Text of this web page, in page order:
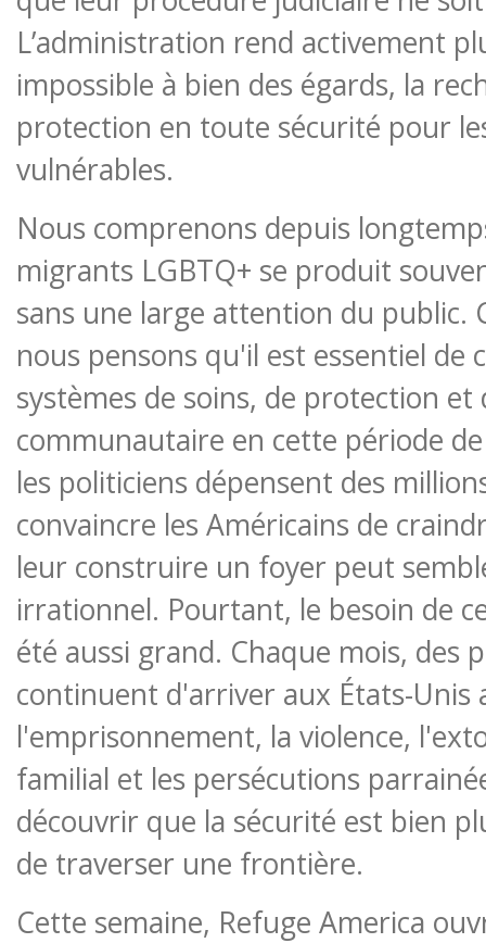
L’administration rend activement
impossible à bien des égards, la
protection en toute sécurité pour
vulnérables.
Nous comprenons depuis
migrants LGBTQ+ se produit
sans une large attention du public.
nous pensons qu'il est essentiel de
systèmes de soins, de protection et
communautaire en cette période de
les politiciens dépensent des
convaincre les Américains de
leur construire un foyer peut
irrationnel. Pourtant, le besoin de
été aussi grand. Chaque mois, des
continuent d'arriver aux États-Unis
l'emprisonnement, la violence,
familial et les persécutions
découvrir que la sécurité est bien
de traverser une frontière.
Cette semaine, Refuge America